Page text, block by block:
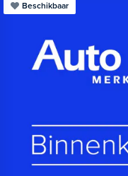
Beschikbaar